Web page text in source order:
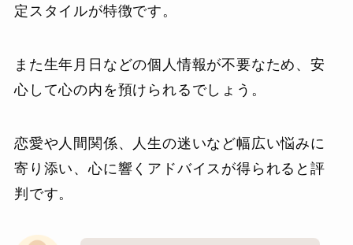
定スタイルが特徴です。
また生年月日などの個人情報が不要なため、安
心して心の内を預けられるでしょう。
恋愛や人間関係、人生の迷いなど幅広い悩みに
寄り添い、心に響くアドバイスが得られると評
判です。